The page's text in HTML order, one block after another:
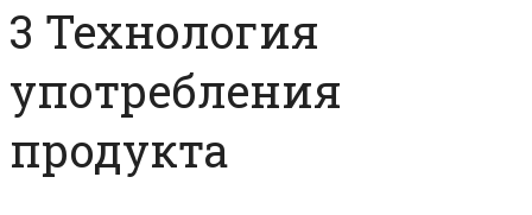
3 Технология
употребления
продукта